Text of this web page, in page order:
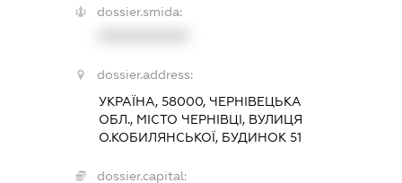
dossier.smida:
dossier.address:
УКРАЇНА, 58000, ЧЕРНІВЕЦЬКА
ОБЛ., МІСТО ЧЕРНІВЦІ, ВУЛИЦЯ
О.КОБИЛЯНСЬКОЇ, БУДИНОК 51
dossier.capital: